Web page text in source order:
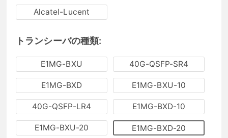
Alcatel-Lucent
トランシーバの種類:
E1MG-BXU 40G-QSFP-SR4
E1MG-BXD E1MG-BXU-10
40G-QSFP-LR4 E1MG-BXD-10
E1MG-BXU-20 E1MG-BXD-20